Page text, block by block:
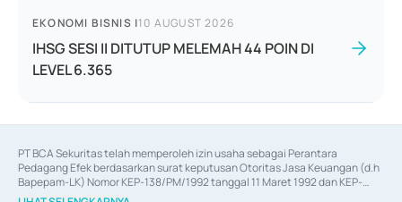
EKONOMI BISNIS |10 AUGUST 2026
IHSG SESI II DITUTUP MELEMAH 44 POIN DI
LEVEL 6.365
PT BCA Sekuritas telah memperoleh izin usaha sebagai Perantara
Pedagang Efek berdasarkan surat keputusan Otoritas Jasa Keuangan (d.h
Bapepam-LK) Nomor KEP-138/PM/1992 tanggal 11 Maret 1992 dan KEP-
06/D.04/2014 tanggal 28 Februari 2014, izin usaha sebagai Penjamin Emisi